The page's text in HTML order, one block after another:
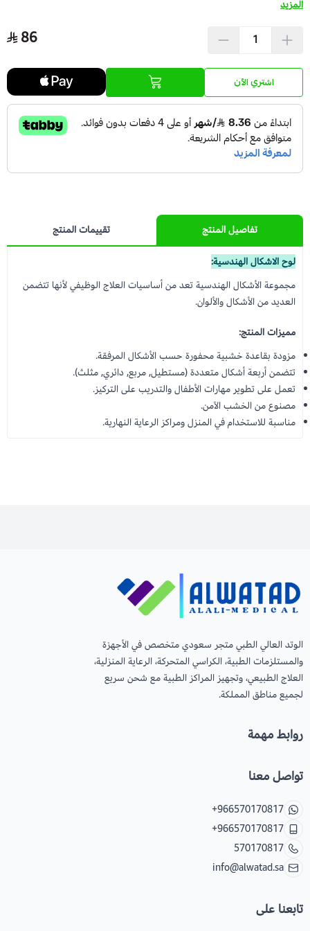
المستلزمات الجراحية
عدسات يومية
عرض الكل
العناية بالحواجب
مستلزمات المكياج
Orthodontics
Temporary Materials & Crwon Bridge
Cement & Linear
Prevention& Oral Hygiene
Students Training & Instruments
المزيد
86
اشتري الآن
تفاصيل المنتج تقييمات المنتج
لوح الاشكال الهندسية:
مجموعة الأشكال الهندسية تعد من أساسيات العلاج الوظيفي لأنها تتضمن
العديد من الأشكال والألوان.
مميزات المنتج:
مزودة بقاعدة خشبية محفورة حسب الأشكال المرفقة.
تتضمن أربعة أشكال متعددة (مستطيل, مربع, دائري, مثلث).
تعمل على تطوير مهارات الأطفال والتدريب على التركيز.
مصنوع من الخشب الآمن.
مناسبة للاستخدام في المنزل ومراكز الرعاية النهارية.
الوتد العالي الطبي متجر سعودي متخصص في الأجهزة
والمستلزمات الطبية، الكراسي المتحركة، الرعاية المنزلية،
العلاج الطبيعي، وتجهيز المراكز الطبية مع شحن سريع
لجميع مناطق المملكة.
روابط مهمة
تواصل معنا
+966570170817
+966570170817
570170817
info@alwatad.sa
تابعنا على